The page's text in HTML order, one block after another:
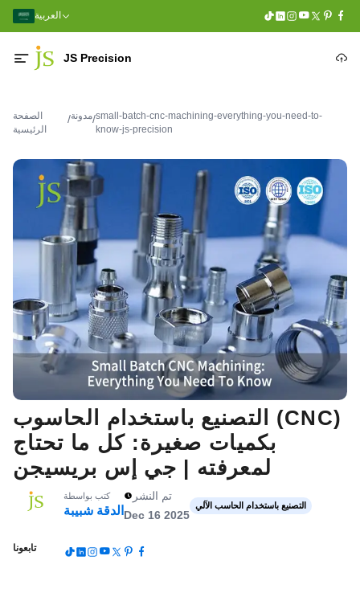
العربية
JS Precision
الصفحة
الرئيسية
/مدونة/small-batch-cnc-machining-everything-you-need-to-
know-js-precision
التصنيع باستخدام الحاسوب (CNC)
بكميات صغيرة: كل ما تحتاج
لمعرفته | جي إس بريسيجن
كتب بواسطة
الدقة شبيبة
تم النشر
Dec 16 2025
التصنيع باستخدام الحاسب الآلي
تابعونا